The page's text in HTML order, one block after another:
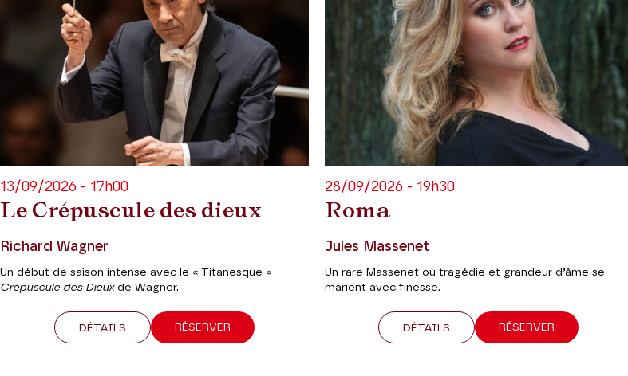
Le Crépuscule des dieux
13/09/2026 - 17h00
Richard Wagner
Un début de saison intense avec le « Titanesque »
Crépuscule des Dieux de Wagner.
DÉTAILS RÉSERVER
Roma
28/09/2026 - 19h30
Jules Massenet
Un rare Massenet où tragédie et grandeur d’âme se
marient avec finesse.
DÉTAILS RÉSERVER